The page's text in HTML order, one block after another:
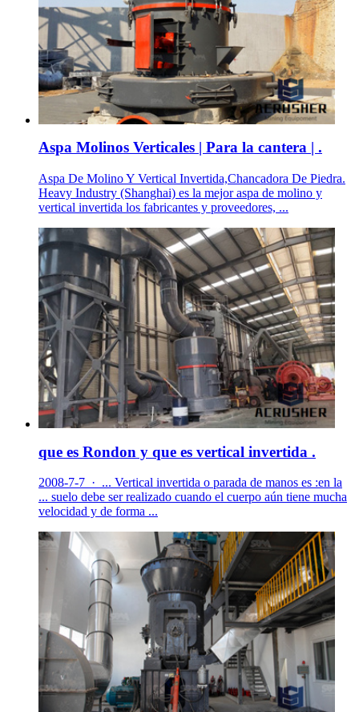
Aspa Molinos Verticales | Para la cantera | .
Aspa De Molino Y Vertical Invertida,Chancadora De Piedra.
Heavy Industry (Shanghai) es la mejor aspa de molino y
vertical invertida los fabricantes y proveedores, ...
que es Rondon y que es vertical invertida .
2008-7-7 · ... Vertical invertida o parada de manos es :en la
... suelo debe ser realizado cuando el cuerpo aún tiene mucha
velocidad y de forma ...